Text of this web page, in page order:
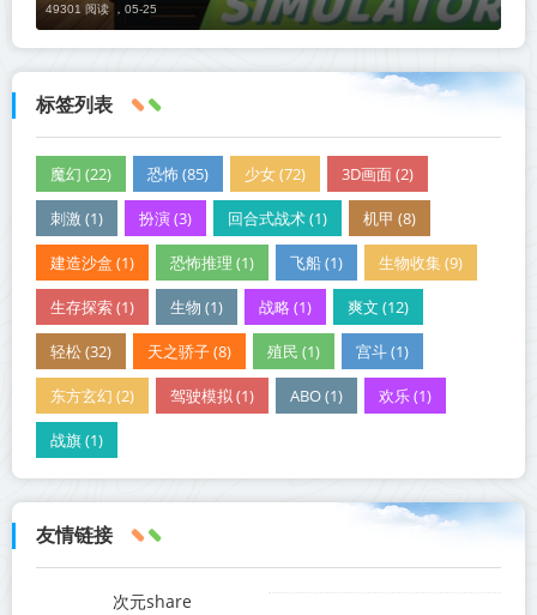
49301 阅读 ， 05-25
标签列表
魔幻 (22) 恐怖 (85) 少女 (72) 3D画面 (2)
刺激 (1) 扮演 (3) 回合式战术 (1) 机甲 (8)
建造沙盒 (1) 恐怖推理 (1) 飞船 (1) 生物收集 (9)
生存探索 (1) 生物 (1) 战略 (1) 爽文 (12)
轻松 (32) 天之骄子 (8) 殖民 (1) 宫斗 (1)
东方玄幻 (2) 驾驶模拟 (1) ABO (1) 欢乐 (1)
战旗 (1)
友情链接
次元share